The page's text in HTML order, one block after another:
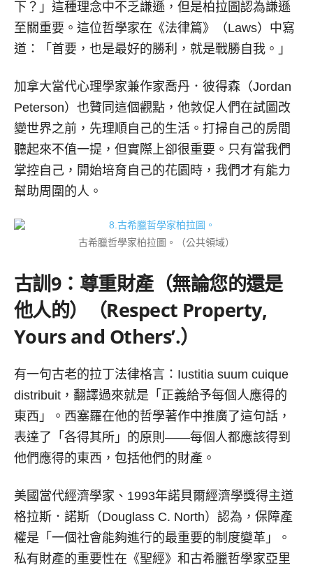
下？」這種理念中不乏謙遜，但是柏拉圖認為謙遜
至關重要。這位哲學家在《法律篇》（Laws）中寫
道：「首要，也是最好的勝利，就是戰勝自我。」
加拿大當代心理學家兼作家喬丹．彼得森（Jordan
Peterson）也贊同這個觀點，他敦促人們在試圖改
變世界之前，先理順自己的生活。打掃自己的房間
聽起來不值一提，但實際上卻很重要。只有當我們
掌控自己，開始培育自己的花園時，我們才有能力
幫助周圍的人。
古希臘哲學家柏拉圖。（公共領域）
古訓9：尊重財產（無論您的還是
他人的）（Respect Property,
Yours and Others’.）
有一句古老的拉丁法律格言：Iustitia suum cuique
distribuit，翻譯過來就是「正義給予每個人應得的
東西」。西塞羅在他的哲學著作中推廣了這句話，
表達了「各得其所」的原則——每個人都應該得到
他們應得的東西，包括他們的財產。
美國當代經濟學家、1993年諾貝爾經濟學獎得主道
格拉斯．諾斯（Douglass C. North）認為，保障產
權是「一個社會能夠進行的最重要的制度變革」。
私有財產的重要性在《聖經》和古希臘哲學家亞里